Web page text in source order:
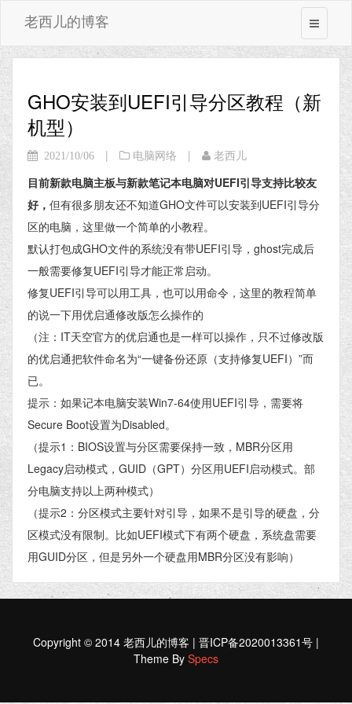
老西儿的博客
GHO安装到UEFI引导分区教程（新
机型）
2021/10/06 | 电脑网络 | 老西儿
目前新款电脑主板与新款笔记本电脑对UEFI引导支持比较友
好， 但有很多朋友还不知道GHO文件可以安装到UEFI引导分
区的电脑，这里做一个简单的小教程。
默认打包成GHO文件的系统没有带UEFI引导，ghost完成后
一般需要修复UEFI引导才能正常启动。
修复UEFI引导可以用工具，也可以用命令，这里的教程简单
的说一下用优启通修改版怎么操作的
（注：IT天空官方的优启通也是一样可以操作，只不过修改版
的优启通把软件命名为“一键备份还原（支持修复UEFI）”而
已。
提示：如果记本电脑安装Win7-64使用UEFI引导，需要将
Secure Boot设置为Disabled。
（提示1：BIOS设置与分区需要保持一致，MBR分区用
Legacy启动模式，GUID（GPT）分区用UEFI启动模式。部
分电脑支持以上两种模式）
（提示2：分区模式主要针对引导，如果不是引导的硬盘，分
区模式没有限制。比如UEFI模式下有两个硬盘，系统盘需要
用GUID分区，但是另外一个硬盘用MBR分区没有影响）
Copyright © 2014 老西儿的博客 | 晋ICP备2020013361号 |
Theme By Specs